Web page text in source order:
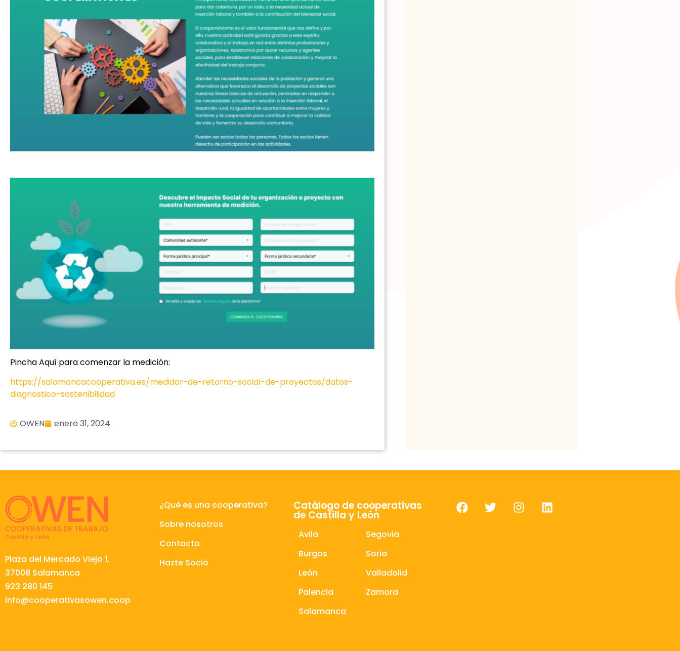
Pincha Aquí para comenzar la medición:
https://salamancacooperativa.es/medidor-de-retorno-social-de-proyectos/datos-
diagnostico-sostenibilidad
OWEN enero 31, 2024
Plaza del Mercado Viejo 1,
37008 Salamanca
923 280 145
info@cooperativasowen.coop
¿Qué es una cooperativa?
Sobre nosotros
Contacto
Hazte Socio
Catálogo de cooperativas
de Castilla y León
Avila
Burgos
León
Palencia
Salamanca
Segovia
Soria
Valladolid
Zamora